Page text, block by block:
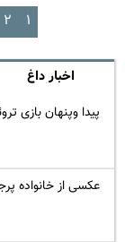
۱ ۲
اخبار داغ
پیدا وپنهان بازی
عکسی از خانواده